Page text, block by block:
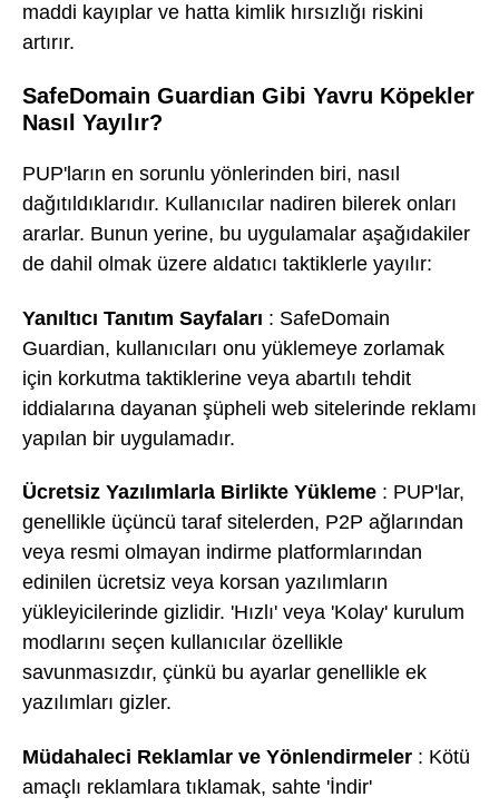
maddi kayıplar ve hatta kimlik hırsızlığı riskini
artırır.
SafeDomain Guardian Gibi Yavru Köpekler
Nasıl Yayılır?
PUP'ların en sorunlu yönlerinden biri, nasıl
dağıtıldıklarıdır. Kullanıcılar nadiren bilerek onları
ararlar. Bunun yerine, bu uygulamalar aşağıdakiler
de dahil olmak üzere aldatıcı taktiklerle yayılır:
Yanıltıcı Tanıtım Sayfaları : SafeDomain
Guardian, kullanıcıları onu yüklemeye zorlamak
için korkutma taktiklerine veya abartılı tehdit
iddialarına dayanan şüpheli web sitelerinde reklamı
yapılan bir uygulamadır.
Ücretsiz Yazılımlarla Birlikte Yükleme : PUP'lar,
genellikle üçüncü taraf sitelerden, P2P ağlarından
veya resmi olmayan indirme platformlarından
edinilen ücretsiz veya korsan yazılımların
yükleyicilerinde gizlidir. 'Hızlı' veya 'Kolay' kurulum
modlarını seçen kullanıcılar özellikle
savunmasızdır, çünkü bu ayarlar genellikle ek
yazılımları gizler.
Müdahaleci Reklamlar ve Yönlendirmeler : Kötü
amaçlı reklamlara tıklamak, sahte 'İndir'